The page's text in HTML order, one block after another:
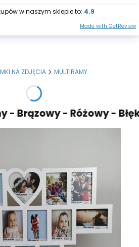
Otwórz
NA ZDJĘCIA MULTIRAMY
Brązowy - Różowy -
w naszym sklepie to: 4.9
Made with GetReview